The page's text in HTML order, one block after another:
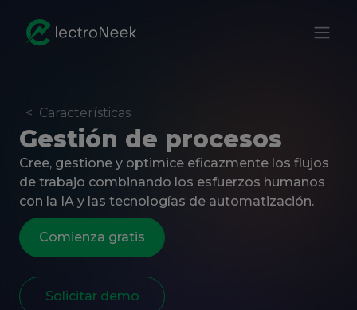
< Características
Gestión de procesos
Cree, gestione y optimice eficazmente los flujos
de trabajo combinando los esfuerzos humanos
con la IA y las tecnologías de automatización.
Comienza gratis
Solicitar demo